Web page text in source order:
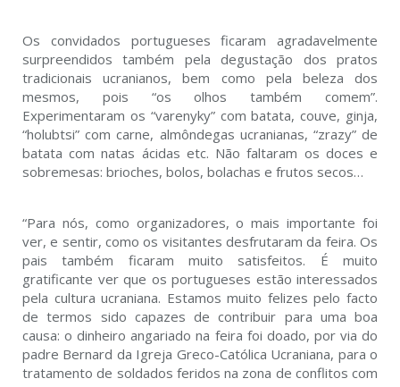
Os convidados portugueses ficaram agradavelmente
surpreendidos também pela degustação dos pratos
tradicionais ucranianos, bem como pela beleza dos
mesmos, pois “os olhos também comem”.
Experimentaram os “varenyky” com batata, couve, ginja,
“holubtsi” com carne, almôndegas ucranianas, “zrazy” de
batata com natas ácidas etc. Não faltaram os doces e
sobremesas: brioches, bolos, bolachas e frutos secos…
“Para nós, como organizadores, o mais importante foi
ver, e sentir, como os visitantes desfrutaram da feira. Os
pais também ficaram muito satisfeitos. É muito
gratificante ver que os portugueses estão interessados
pela cultura ucraniana. Estamos muito felizes pelo facto
de termos sido capazes de contribuir para uma boa
causa: o dinheiro angariado na feira foi doado, por via do
padre Bernard da Igreja Greco-Católica Ucraniana, para o
tratamento de soldados feridos na zona de conflitos com